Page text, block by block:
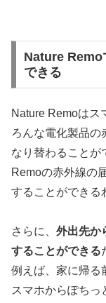
Nature Remo
できる
Nature Remoはス
ろんな電化製品の
なり替わることが
Remoの赤外線の
することができる
さらに、 外出先か
することができる
例えば、家に帰る
スマホからぽちっ